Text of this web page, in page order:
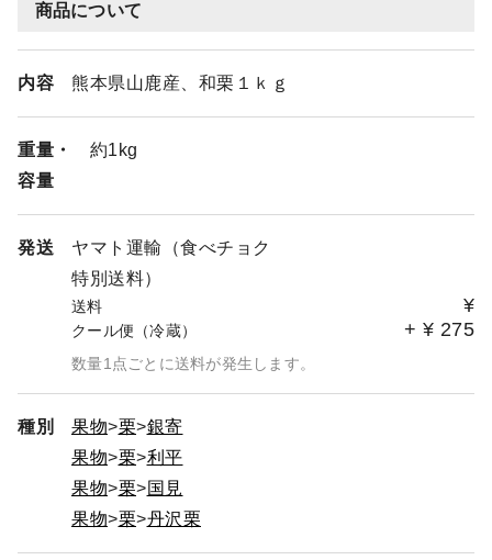
商品について
内容 熊本県山鹿産、和栗１ｋｇ
重量・
容量
約1kg
発送
ヤマト運輸（食べチョク
特別送料）
送料 ¥
クール便（冷蔵） + ¥ 275
数量1点ごとに送料が発生します。
種別 果物 栗
銀寄
果物
栗
利平
果物
栗
国見
果物
栗 丹沢栗